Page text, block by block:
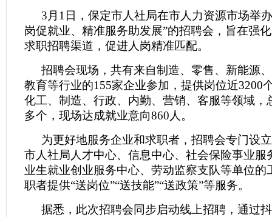
3月1日，保定市人社局在市人力资源市场举
岗促就业、精准服务助发展”的招聘会，旨在强
求职招聘渠道，促进人岗精准匹配。
招聘会现场，共有来自制造、零售、新能源
教育等行业的155家企业参加，提供岗位近3200
化工、制造、行政、内勤、营销、客服等领域，
多个，现场达成就业意向860人。
为更好地服务企业和求职者，招聘会专门设
市人社局人才中心、信息中心、社会保险事业服
业生就业创业服务中心、劳动监察支队等单位的
职者提供“送岗位”“送技能”“送政策”等服务。
据悉，此次招聘会同步启动线上招聘，通过